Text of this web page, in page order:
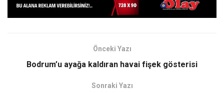
Önceki Yazı
Bodrum’u ayağa kaldıran havai fişek gösterisi
Sonraki Yazı